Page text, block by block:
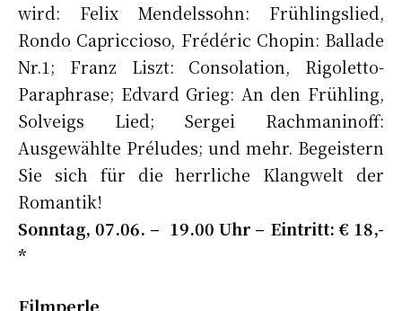
wird: Felix Mendelssohn: Frühlingslied,
Rondo Capriccioso, Frédéric Chopin: Ballade
Nr.1; Franz Liszt: Consolation, Rigoletto-
Paraphrase; Edvard Grieg: An den Frühling,
Solveigs Lied; Sergei Rachmaninoff:
Ausgewählte Préludes; und mehr. Begeistern
Sie sich für die herrliche Klangwelt der
Romantik!
Sonntag, 07.06. – 19.00 Uhr – Eintritt: € 18,-
*
Filmperle